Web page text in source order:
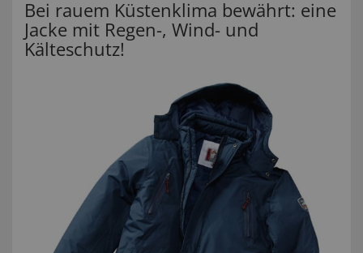
Bei rauem Küstenklima bewährt: eine
Jacke mit Regen-, Wind- und
Kälteschutz!